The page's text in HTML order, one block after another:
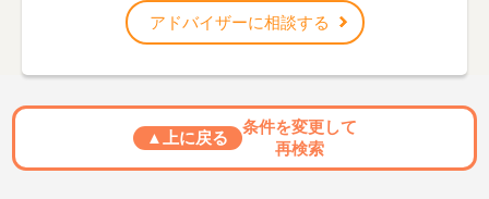
アドバイザーに相談する
▲上に戻る
条件を変更して
再検索